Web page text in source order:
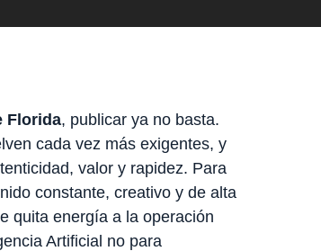
Florida, publicar ya no basta.
cada vez más exigentes, y
valor y rapidez. Para
constante, creativo y de alta
quita energía a la operación
Artificial no para